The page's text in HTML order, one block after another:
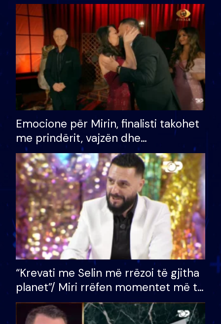
shtëpinë dhe humb mundësinë për
të fituar çmimin e madh
Emocione për Mirin, finalisti takohet
me prindërit, vajzën dhe
bashkëshorten: S’kemi ndonjë letër
divorci apo jo?
“Krevati me Selin më rrëzoi të gjitha
planet”/ Miri rrëfen momentet më të
bukura në shtëpinë e BB VIP: Do më
mungojë zilja e mëngjesit kur…